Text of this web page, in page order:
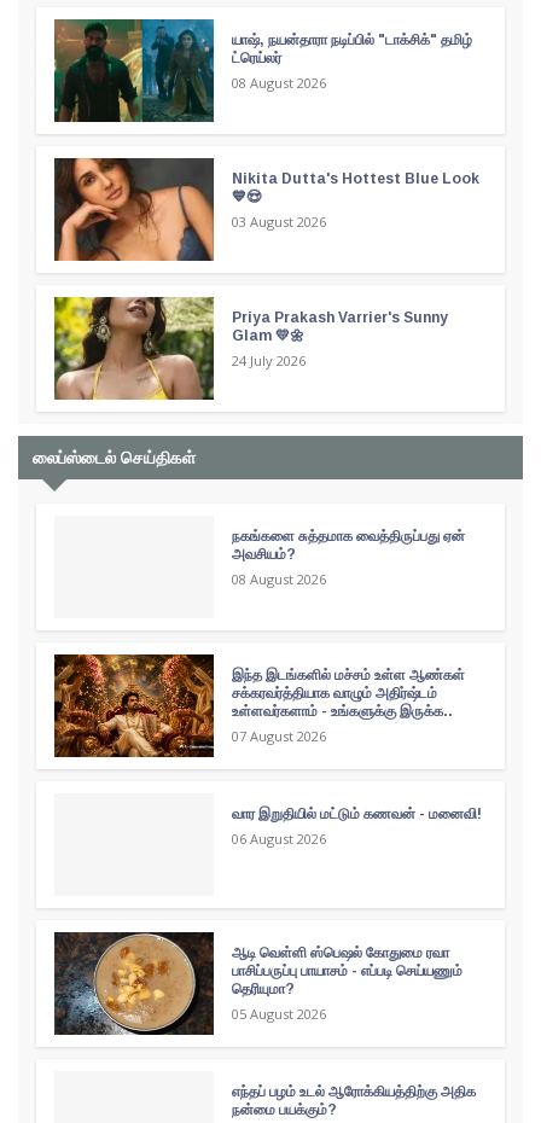
யாஷ், நயன்தாரா நடிப்பில் "டாக்சிக்" தமிழ்
ட்ரெய்லர்
08 August 2026
Nikita Dutta's Hottest Blue Look
💙😍
03 August 2026
Priya Prakash Varrier's Sunny
Glam 💛🌼
24 July 2026
லைப்ஸ்டைல் செய்திகள்
நகங்களை சுத்தமாக வைத்திருப்பது ஏன்
அவசியம்?
08 August 2026
இந்த இடங்களில் மச்சம் உள்ள ஆண்கள்
சக்கரவர்த்தியாக வாழும் அதிர்ஷ்டம்
உள்ளவர்களாம் - உங்களுக்கு இருக்க..
07 August 2026
வார இறுதியில் மட்டும் கணவன் - மனைவி!
06 August 2026
ஆடி வெள்ளி ஸ்பெஷல் கோதுமை ரவா
பாசிப்பருப்பு பாயாசம் - எப்படி செய்யணும்
தெரியுமா?
05 August 2026
எந்தப் பழம் உடல் ஆரோக்கியத்திற்கு அதிக
நன்மை பயக்கும்?